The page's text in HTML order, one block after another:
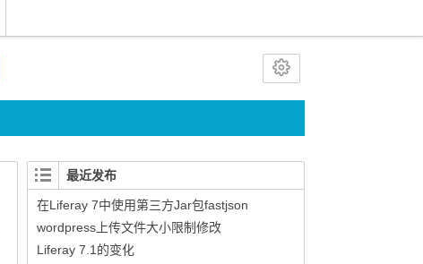
最近发布
在Liferay 7中使用第三方Jar包fastjson
wordpress上传文件大小限制修改
Liferay 7.1的变化